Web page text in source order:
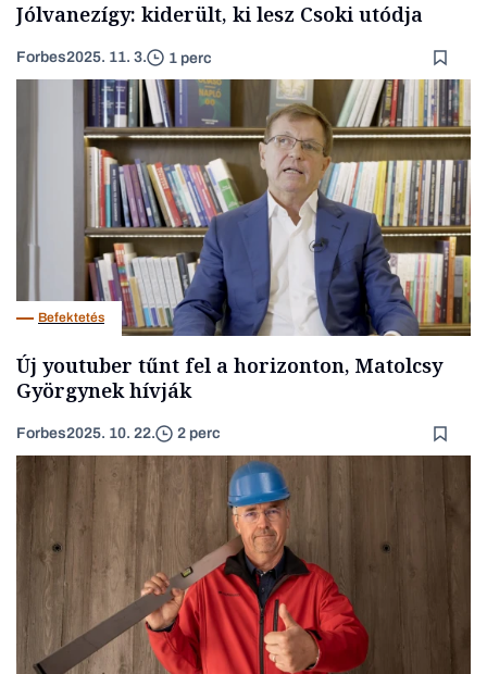
Jólvanezígy: kiderült, ki lesz Csoki utódja
Forbes2025. 11. 3. 1 perc
Befektetés
Új youtuber tűnt fel a horizonton, Matolcsy
Györgynek hívják
Forbes2025. 10. 22. 2 perc